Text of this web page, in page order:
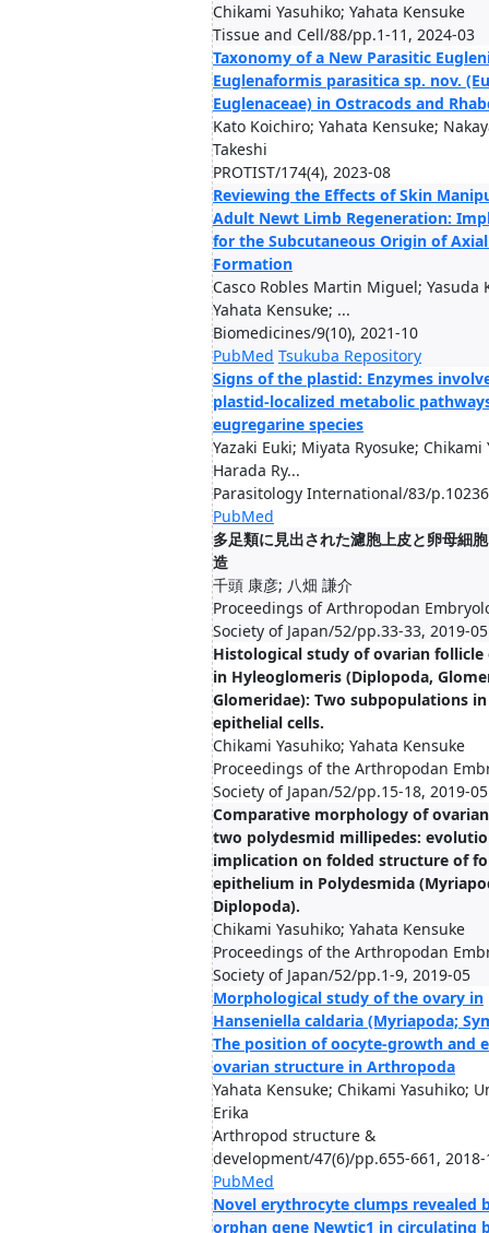
Chikami Yasuhiko; Yahata Kensuke
Tissue and Cell/88/pp.1-11, 2024-03
Taxonomy of a New Parasitic
Euglenaformis parasitica sp. nov.
Euglenaceae) in Ostracods and
Kato Koichiro; Yahata Kensuke;
Takeshi
PROTIST/174(4), 2023-08
Reviewing the Effects of Skin
Adult Newt Limb Regeneration:
for the Subcutaneous Origin of
Formation
Casco Robles Martin Miguel; Yasuda
Yahata Kensuke; ...
Biomedicines/9(10), 2021-10
PubMed Tsukuba Repository
Signs of the plastid: Enzymes
plastid-localized metabolic
eugregarine species
Yazaki Euki; Miyata Ryosuke; Chikami
Harada Ry...
Parasitology International/83/
PubMed
多足類に見出された濾胞上皮と卵母細
造
千頭 康彦; 八畑 謙介
Proceedings of Arthropodan
Society of Japan/52/pp.33-33, 2019-05
Histological study of ovarian
in Hyleoglomeris (Diplopoda,
Glomeridae): Two subpopulations
epithelial cells.
Chikami Yasuhiko; Yahata Kensuke
Proceedings of the Arthropodan
Society of Japan/52/pp.15-18, 2019-05
Comparative morphology of
two polydesmid millipedes:
implication on folded structure of
epithelium in Polydesmida
Diplopoda).
Chikami Yasuhiko; Yahata Kensuke
Proceedings of the Arthropodan
Society of Japan/52/pp.1-9, 2019-05
Morphological study of the ovary in
Hanseniella caldaria (Myriapoda;
The position of oocyte-growth and
ovarian structure in Arthropoda
Yahata Kensuke; Chikami Yasuhiko;
Erika
Arthropod structure &
development/47(6)/pp.655-661, 2018-
PubMed
Novel erythrocyte clumps revealed
orphan gene Newtic1 in circulating